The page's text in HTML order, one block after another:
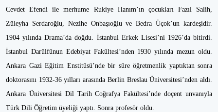
Cevdet Efendi ile merhume Rukiye Hanım’ın çocukları Fazıl Salih,
Züleyha Serdaroğlu, Nezihe Onbaşıoğlu ve Bedra Üçok’un kardeşidir.
1904 yılında Drama’da doğdu. İstanbul Erkek Lisesi’ni 1926’da bitirdi.
İstanbul Darülfünun Edebiyat Fakültesi’nden 1930 yılında mezun oldu.
Ankara Gazi Eğitim Enstitüsü’nde bir süre öğretmenlik yaptıktan sonra
doktorasını 1932-36 yılları arasında Berlin Breslau Üniversitesi’nden aldı.
Ankara Üniversitesi Dil Tarih Coğrafya Fakültesi’nde doçent unvanıyla
Türk Dili Öğretim üyeliği yaptı. Sonra profesör oldu.